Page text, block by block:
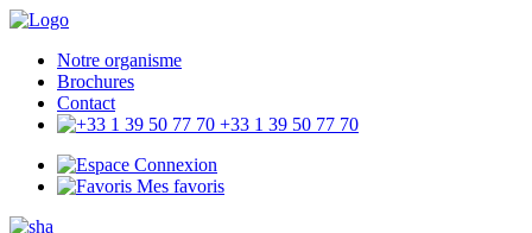
Notre organisme
Brochures
Contact
+33 1 39 50 77 70
Connexion
Mes favoris